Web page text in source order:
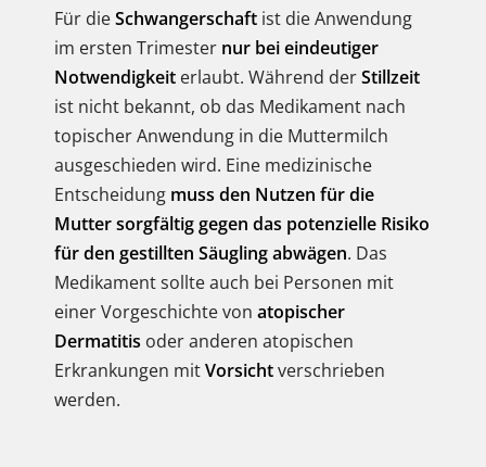
Für dieSchwangerschaft ist die Anwendung
im ersten Trimester nur bei eindeutiger
Notwendigkeit erlaubt. Während derStillzeit
ist nicht bekannt, ob das Medikament nach
topischer Anwendung in die Muttermilch
ausgeschieden wird. Eine medizinische
Entscheidung muss den Nutzen für die
Mutter sorgfältig gegen das potenzielle Risiko
für den gestillten Säugling abwägen. Das
Medikament sollte auch bei Personen mit
einer Vorgeschichte von atopischer
Dermatitis oder anderen atopischen
Erkrankungen mitVorsichtverschrieben
werden.